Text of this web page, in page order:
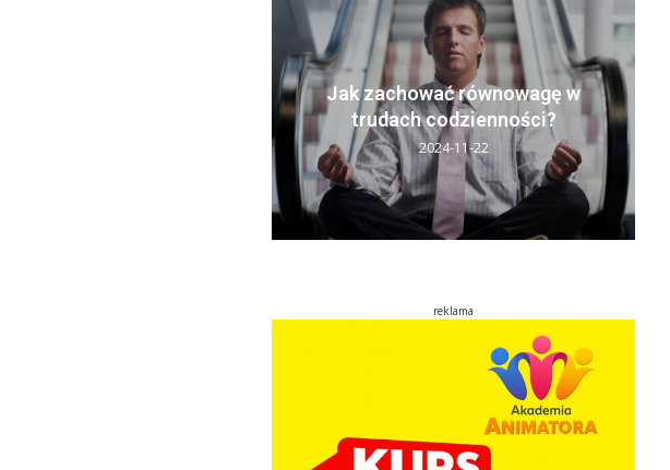
Jak zachować równowagę w
trudach codzienności?
2024-11-22
reklama